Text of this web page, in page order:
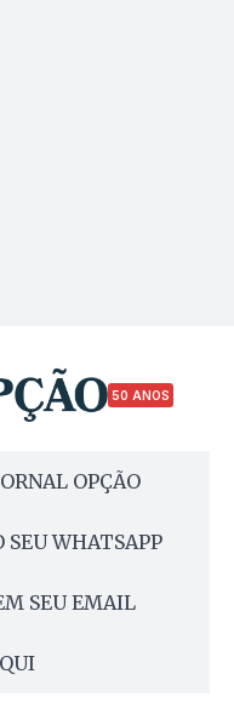
50 ANOS
OPÇÃO
SEU WHATSAPP
SEU EMAIL